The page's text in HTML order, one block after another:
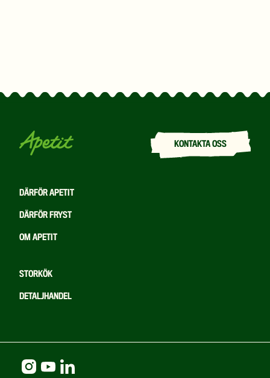
KONTAKTA OSS
DÄRFÖR APETIT
DÄRFÖR FRYST
OM APETIT
STORKÖK
DETALJHANDEL